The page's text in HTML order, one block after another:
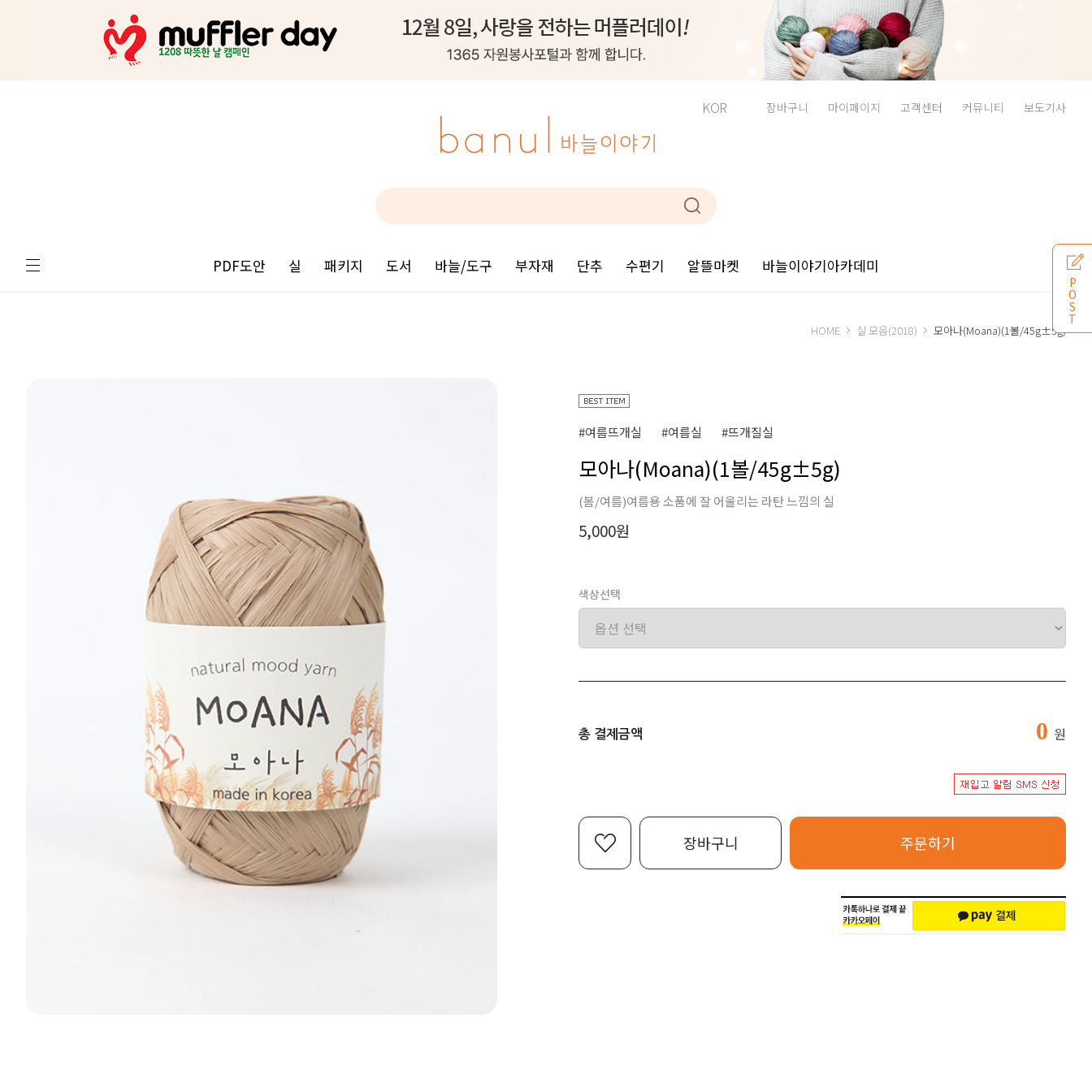
KOR 장바구니 마이페이지 고객센터 커뮤니티 보도기사
PDF도안 실 패키지 도서 바늘/도구 부자재 단추 수편기 알뜰마켓 바늘이야기아카데미
HOME 실 모음(2018) 모아나(Moana)(1볼/45g±5g)
#여름뜨개실 #여름실 #뜨개질실
모아나(Moana)(1볼/45g±5g)
(봄/여름)여름용 소품에 잘 어울리는 라탄 느낌의 실
5,000원
색상선택
총 결제금액 0 원
장바구니 주문하기
P
O
S
T